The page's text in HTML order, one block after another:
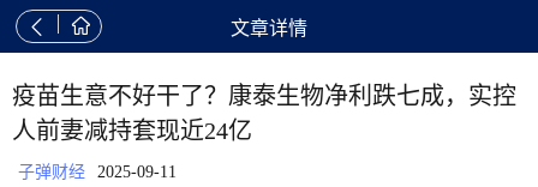
  文章详情
疫苗生意不好干了？康泰生物净利跌七成，实控
人前妻减持套现近24亿
子弹财经 2025-09-11